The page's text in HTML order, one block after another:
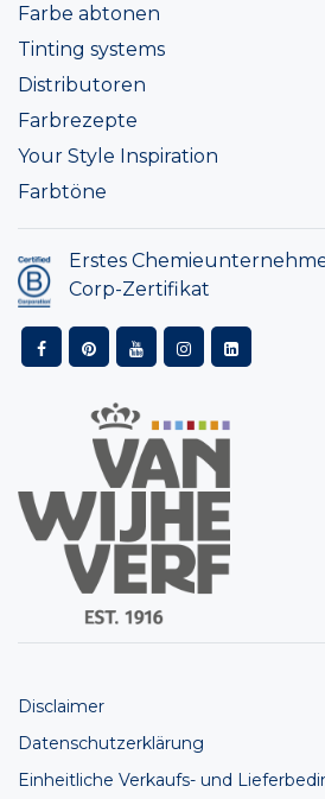
Farbe abtonen
Tinting systems
Distributoren
Farbrezepte
Your Style Inspiration
Farbtöne
Erstes
Corp-Zertifikat
Disclaimer
Datenschutzerklärung
Einheitliche Verkaufs- und